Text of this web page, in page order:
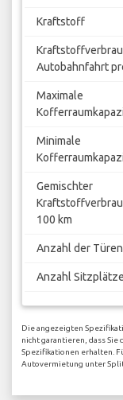
Kraftstoff
Autobahnfahrt
Maximale
Minimale
Gemischter
100 km
Anzahl der Türen
Anzahl Sitzplätze
Die angezeigten
nicht garantieren, dass Sie
Spezifikationen erhalten.
Autovermietung unter